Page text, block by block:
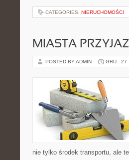
CATEGORIES: NIERUCHOMOŚCI
MIASTA
POSTED BY ADMIN GRU - 27
nie tylko środek transportu, ale